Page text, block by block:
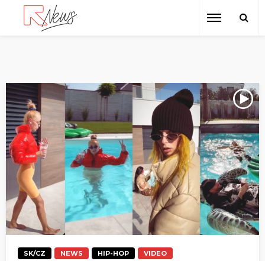
SK/CZ NEWS HIP-HOP VIDEO